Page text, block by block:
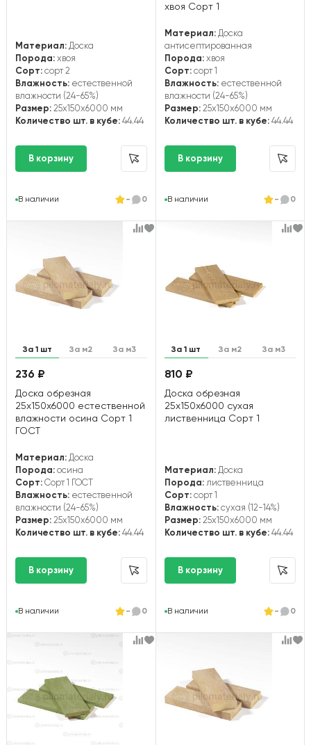
Материал: Доска
Порода: хвоя
Сорт: сорт 2
Влажность: естественной
влажности (24-65%)
Размер: 25x150x6000 мм
Количество шт. в кубе: 44.44
В наличии - 0
хвоя Сорт 1
Материал:Доска
антисептированная
Порода:хвоя
Сорт:сорт 1
Влажность:естественной
влажности (24-65%)
Размер:25x150x6000 мм
Количество шт. в кубе:44.44
В наличии - 0
За 1 шт За м2 За м3
236 ₽
Доска обрезная
25х150х6000 естественной
влажности осина Сорт 1
ГОСТ
Материал: Доска
Порода: осина
Сорт: Сорт 1 ГОСТ
Влажность: естественной
влажности (24-65%)
Размер: 25x150x6000 мм
Количество шт. в кубе: 44.44
В наличии - 0
За 1 шт За м2 За м3
810 ₽
Доска обрезная
25х150х6000 сухая
лиственница Сорт 1
Материал:Доска
Порода:лиственница
Сорт:сорт 1
Влажность:сухая (12-14%)
Размер:25x150x6000 мм
Количество шт. в кубе:44.44
В наличии - 0